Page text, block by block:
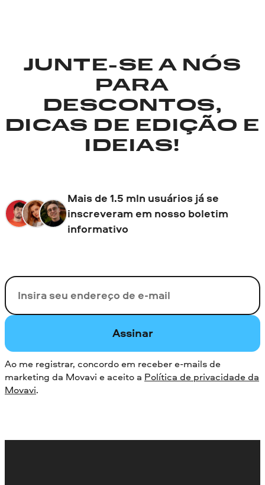
JUNTE-SE A NÓS
PARA
DESCONTOS,
DICAS DE EDIÇÃO E
IDEIAS!
Mais de 1.5 mln usuários já se
inscreveram em nosso boletim
informativo
Seu e-mail
Assinar
Ao me registrar, concordo em receber e-mails de
marketing da Movavi e aceito a Política de privacidade da
Movavi.